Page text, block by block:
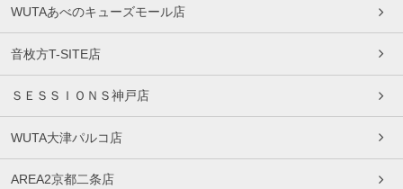
WUTAあべのキューズモール店
音枚方T-SITE店
ＳＥＳＳＩＯＮＳ神戸店
WUTA大津パルコ店
AREA2京都二条店